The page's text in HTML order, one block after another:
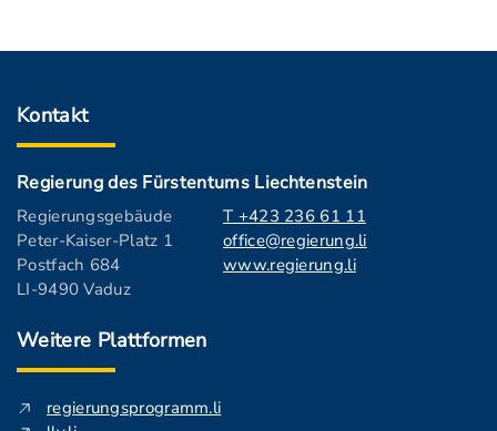
Kontakt
Regierung des Fürstentums Liechtenstein
Regierungsgebäude
Peter-Kaiser-Platz 1
Postfach 684
LI-9490 Vaduz
T +423 236 61 11
office@regierung.li
www.regierung.li
Weitere Plattformen
regierungsprogramm.li